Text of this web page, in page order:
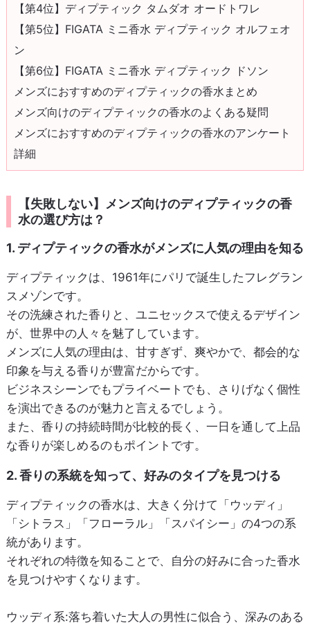
【第4位】ディプティック タムダオ オードトワレ
【第5位】FIGATA ミニ香水 ディプティック オルフェオ
ン
【第6位】FIGATA ミニ香水 ディプティック ドソン
メンズにおすすめのディプティックの香水まとめ
メンズ向けのディプティックの香水のよくある疑問
メンズにおすすめのディプティックの香水のアンケート
詳細
【失敗しない】メンズ向けのディプティックの香
水の選び方は？
1. ディプティックの香水がメンズに人気の理由を知る
ディプティックは、1961年にパリで誕生したフレグラン
スメゾンです。
その洗練された香りと、ユニセックスで使えるデザイン
が、世界中の人々を魅了しています。
メンズに人気の理由は、甘すぎず、爽やかで、都会的な
印象を与える香りが豊富だからです。
ビジネスシーンでもプライベートでも、さりげなく個性
を演出できるのが魅力と言えるでしょう。
また、香りの持続時間が比較的長く、一日を通して上品
な香りが楽しめるのもポイントです。
2. 香りの系統を知って、好みのタイプを見つける
ディプティックの香水は、大きく分けて「ウッディ」
「シトラス」「フローラル」「スパイシー」の4つの系
統があります。
それぞれの特徴を知ることで、自分の好みに合った香水
を見つけやすくなります。
ウッディ系:落ち着いた大人の男性に似合う、深みのある